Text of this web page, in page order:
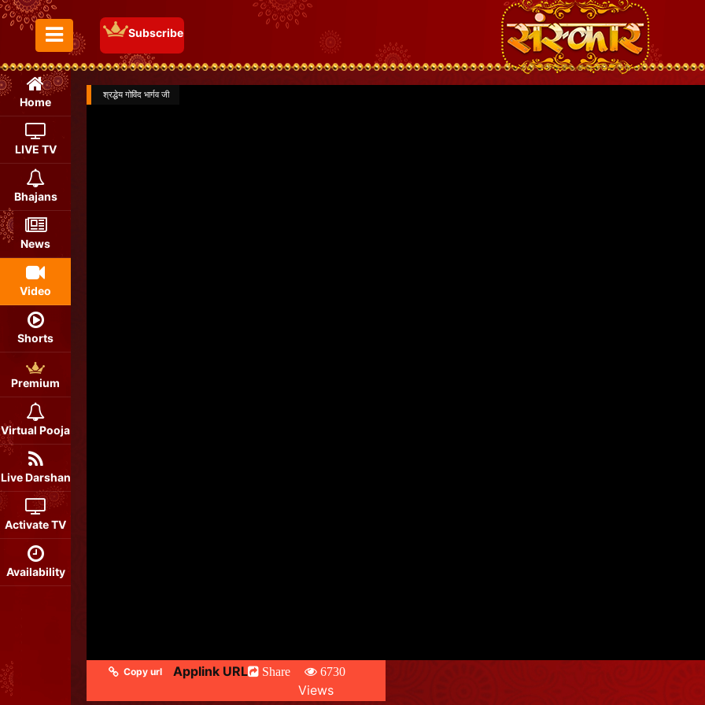
Toggle Menu
Subscribe
Home
LIVE TV
Bhajans
News
Video
Shorts
Premium
Virtual Pooja
Live Darshan
Activate TV
Availability
श्रद्धेय गोविंद भार्गव जी
Copy url Applink URL Share 6730
Views